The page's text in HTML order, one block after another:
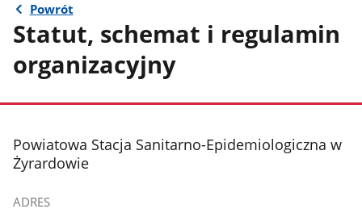
Powrót
Statut, schemat i regulamin
organizacyjny
stopka
Powiatowa Stacja Sanitarno-Epidemiologiczna w
Żyrardowie
ADRES